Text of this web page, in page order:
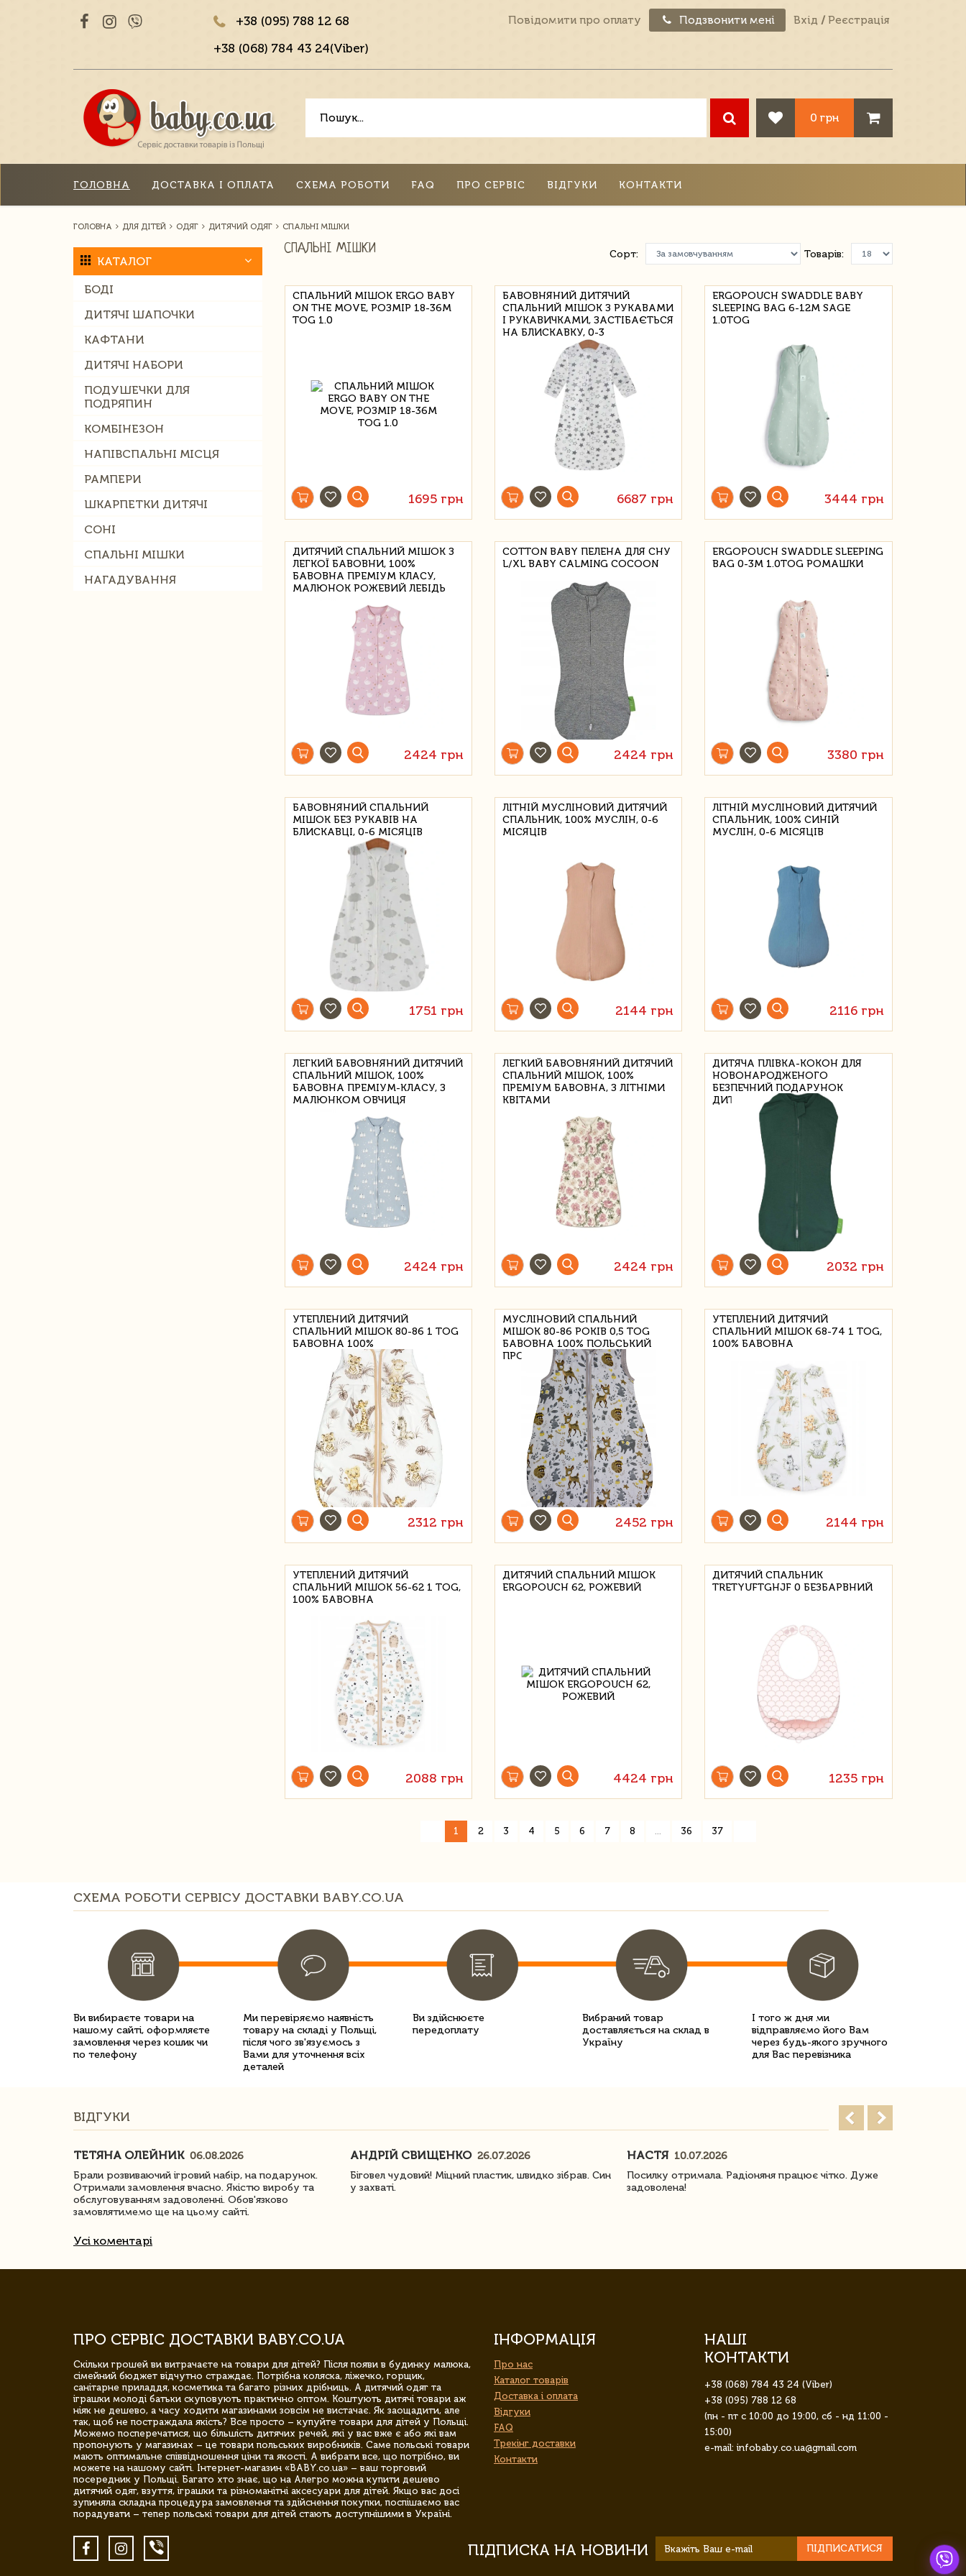
+38 (095) 788 12 68
+38 (068) 784 43 24(Viber)
Повідомити про оплату Подзвонити мені Вхід / Реєстрація
0 грн
ГОЛОВНА ДОСТАВКА І ОПЛАТА СХЕМА РОБОТИ FAQ ПРО СЕРВІС ВІДГУКИ КОНТАКТИ
ГОЛОВНА ДЛЯ ДІТЕЙ ОДЯГ ДИТЯЧИЙ ОДЯГ СПАЛЬНІ МІШКИ
КАТАЛОГ
БОДІ
ДИТЯЧІ ШАПОЧКИ
КАФТАНИ
ДИТЯЧІ НАБОРИ
ПОДУШЕЧКИ ДЛЯ
ПОДРЯПИН
КОМБІНЕЗОН
НАПІВСПАЛЬНІ МІСЦЯ
РАМПЕРИ
ШКАРПЕТКИ ДИТЯЧІ
СОНІ
СПАЛЬНІ МІШКИ
НАГАДУВАННЯ
СПАЛЬНІ МІШКИ Товарів:
Сорт:
СПАЛЬНИЙ МІШОК ERGO BABY
ON THE MOVE, РОЗМІР 18-36М
TOG 1.0
1695 грн
БАВОВНЯНИЙ ДИТЯЧИЙ
СПАЛЬНИЙ МІШОК З РУКАВАМИ
І РУКАВИЧКАМИ, ЗАСТІБАЄТЬСЯ
НА БЛИСКАВКУ, 0-3
6687 грн
ERGOPOUCH SWADDLE BABY
SLEEPING BAG 6-12M SAGE
1.0TOG
3444 грн
ДИТЯЧИЙ СПАЛЬНИЙ МІШОК З
ЛЕГКОЇ БАВОВНИ, 100%
БАВОВНА ПРЕМІУМ КЛАСУ,
МАЛЮНОК РОЖЕВИЙ ЛЕБІДЬ
2424 грн
COTTON BABY ПЕЛЕНА ДЛЯ СНУ
L/XL BABY CALMING COCOON
2424 грн
ERGOPOUCH SWADDLE SLEEPING
BAG 0-3M 1.0TOG РОМАШКИ
3380 грн
БАВОВНЯНИЙ СПАЛЬНИЙ
МІШОК БЕЗ РУКАВІВ НА
БЛИСКАВЦІ, 0-6 МІСЯЦІВ
1751 грн
ЛІТНІЙ МУСЛІНОВИЙ ДИТЯЧИЙ
СПАЛЬНИК, 100% МУСЛІН, 0-6
МІСЯЦІВ
2144 грн
ЛІТНІЙ МУСЛІНОВИЙ ДИТЯЧИЙ
СПАЛЬНИК, 100% СИНІЙ
МУСЛІН, 0-6 МІСЯЦІВ
2116 грн
ЛЕГКИЙ БАВОВНЯНИЙ ДИТЯЧИЙ
СПАЛЬНИЙ МІШОК, 100%
БАВОВНА ПРЕМІУМ-КЛАСУ, З
МАЛЮНКОМ ОВЧИЦЯ
2424 грн
ЛЕГКИЙ БАВОВНЯНИЙ ДИТЯЧИЙ
СПАЛЬНИЙ МІШОК, 100%
ПРЕМІУМ БАВОВНА, З ЛІТНІМИ
КВІТАМИ
2424 грн
ДИТЯЧА ПЛІВКА-КОКОН ДЛЯ
НОВОНАРОДЖЕНОГО
БЕЗПЕЧНИЙ ПОДАРУНОК
ДИТИНІ
2032 грн
УТЕПЛЕНИЙ ДИТЯЧИЙ
СПАЛЬНИЙ МІШОК 80-86 1 TOG
БАВОВНА 100%
2312 грн
МУСЛІНОВИЙ СПАЛЬНИЙ
МІШОК 80-86 РОКІВ 0,5 TOG
БАВОВНА 100% ПОЛЬСЬКИЙ
ПРОДУКТ
2452 грн
УТЕПЛЕНИЙ ДИТЯЧИЙ
СПАЛЬНИЙ МІШОК 68-74 1 TOG,
100% БАВОВНА
2144 грн
УТЕПЛЕНИЙ ДИТЯЧИЙ
СПАЛЬНИЙ МІШОК 56-62 1 TOG,
100% БАВОВНА
2088 грн
ДИТЯЧИЙ СПАЛЬНИЙ МІШОК
ERGOPOUCH 62, РОЖЕВИЙ
4424 грн
ДИТЯЧИЙ СПАЛЬНИК
TRETYUFTGHJF 0 БЕЗБАРВНИЙ
1235 грн
1 2 3 4 5 6 7 8 ... 36 37
СХЕМА РОБОТИ СЕРВІСУ ДОСТАВКИ BABY.CO.UA
Ви вибираєте товари на
нашому сайті, оформляєте
замовлення через кошик чи
по телефону
Ми перевіряємо наявність
товару на складі у Польщі,
після чого зв'язуємось з
Вами для уточнення всіх
деталей
Ви здійснюєте
передоплату
Вибраний товар
доставляється на склад в
Україну
І того ж дня ми
відправляємо його Вам
через будь-якого зручного
для Вас перевізника
ВІДГУКИ
ТЕТЯНА ОЛЕЙНИК 06.08.2026
Брали розвиваючий ігровий набір, на подарунок.
Отримали замовлення вчасно. Якістю виробу та
обслуговуванням задоволенні. Обов'язково
замовлятимемо ще на цьому сайті.
АНДРІЙ СВИЩЕНКО 26.07.2026
Біговел чудовий! Міцний пластик, швидко зібрав. Син
у захваті.
НАСТЯ 10.07.2026
Посилку отримала. Радіоняня працює чітко. Дуже
задоволена!
Усі коментарі
ПРО СЕРВІС ДОСТАВКИ BABY.CO.UA
Скільки грошей ви витрачаєте на товари для дітей? Після появи в будинку малюка,
сімейний бюджет відчутно страждає. Потрібна коляска, ліжечко, горщик,
санітарне приладдя, косметика та багато різних дрібниць. А дитячий одяг та
іграшки молоді батьки скуповують практично оптом. Коштують дитячі товари аж
ніяк не дешево, а часу ходити магазинами зовсім не вистачає. Як заощадити, але
так, щоб не постраждала якість? Все просто – купуйте товари для дітей у Польщі.
Можемо посперечатися, що більшість дитячих речей, які у вас вже є або які вам
пропонують у магазинах – це товари польських виробників. Саме польські товари
мають оптимальне співвідношення ціни та якості. А вибрати все, що потрібно, ви
можете на нашому сайті. Інтернет-магазин «BABY.co.ua» – ваш торговий
посередник у Польщі. Багато хто знає, що на Алегро можна купити дешево
дитячий одяг, взуття, іграшки та різноманітні аксесуари для дітей. Якщо вас досі
зупиняла складна процедура замовлення та здійснення покупки, поспішаємо вас
порадувати – тепер польські товари для дітей стають доступнішими в Україні.
ІНФОРМАЦІЯ
Про нас
Каталог товарів
Доставка і оплата
Відгуки
FAQ
Трекінг доставки
Контакти
НАШІ
КОНТАКТИ
+38 (068) 784 43 24 (Viber)
+38 (095) 788 12 68
(пн - пт с 10:00 до 19:00, сб - нд 11:00 -
15:00)
e-mail: infobaby.co.ua@gmail.com
ПІДПИСКА НА НОВИНИ ПІДПИСАТИСЯ